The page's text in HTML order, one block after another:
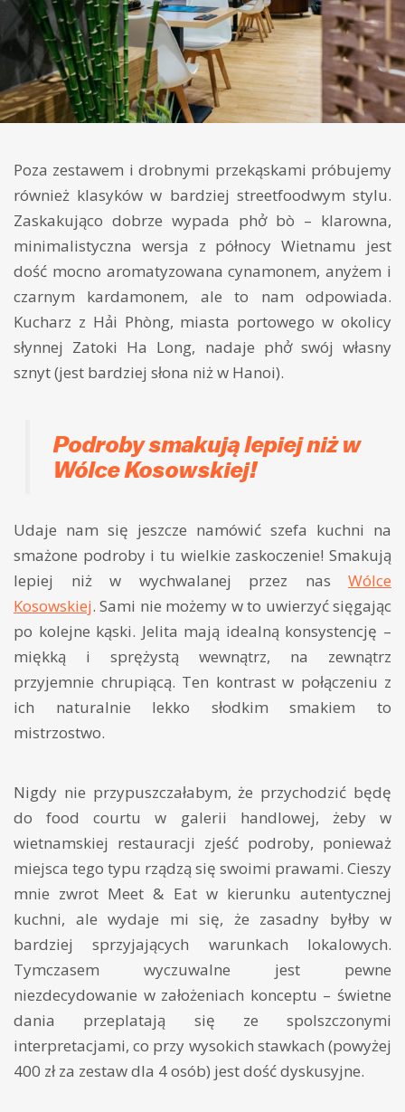
Poza zestawem i drobnymi przekąskami próbujemy
również klasyków w bardziej streetfoodwym stylu.
Zaskakująco dobrze wypada phở bò – klarowna,
minimalistyczna wersja z północy Wietnamu jest
dość mocno aromatyzowana cynamonem, anyżem i
czarnym kardamonem, ale to nam odpowiada.
Kucharz z Hải Phòng, miasta portowego w okolicy
słynnej Zatoki Ha Long, nadaje phở swój własny
sznyt (jest bardziej słona niż w Hanoi).
Podroby smakują lepiej niż w
Wólce Kosowskiej!
Udaje nam się jeszcze namówić szefa kuchni na
smażone podroby i tu wielkie zaskoczenie! Smakują
lepiej niż w wychwalanej przez nas Wólce
Kosowskiej. Sami nie możemy w to uwierzyć sięgając
po kolejne kąski. Jelita mają idealną konsystencję –
miękką i sprężystą wewnątrz, na zewnątrz
przyjemnie chrupiącą. Ten kontrast w połączeniu z
ich naturalnie lekko słodkim smakiem to
mistrzostwo.
Nigdy nie przypuszczałabym, że przychodzić będę
do food courtu w galerii handlowej, żeby w
wietnamskiej restauracji zjeść podroby, ponieważ
miejsca tego typu rządzą się swoimi prawami. Cieszy
mnie zwrot Meet & Eat w kierunku autentycznej
kuchni, ale wydaje mi się, że zasadny byłby w
bardziej sprzyjających warunkach lokalowych.
Tymczasem wyczuwalne jest pewne
niezdecydowanie w założeniach konceptu – świetne
dania przeplatają się ze spolszczonymi
interpretacjami, co przy wysokich stawkach (powyżej
400 zł za zestaw dla 4 osób) jest dość dyskusyjne.